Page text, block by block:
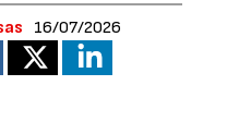
16/07/2026